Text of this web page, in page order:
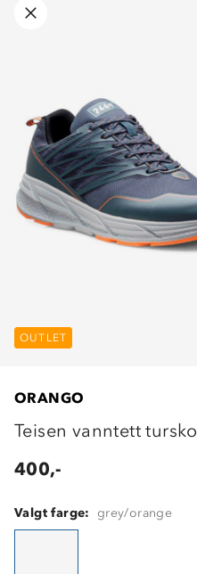
OUTLET
OUTLET
ORANGO
Teisen vanntett tursko
400,-
Valgt farge: grey/orange